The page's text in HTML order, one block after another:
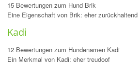
15 Bewertungen zum Hund Brik
Eine Eigenschaft von Brik: eher zurückhaltend
Kadi
12 Bewertungen zum Hundenamen Kadi
Ein Merkmal von Kadi: eher treudoof